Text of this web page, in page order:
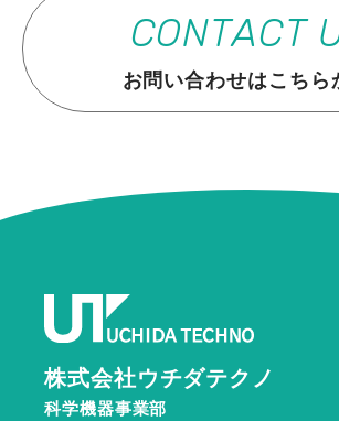
CONTACT
お問い合わせはこちら
株式会社ウチダテクノ
科学機器事業部